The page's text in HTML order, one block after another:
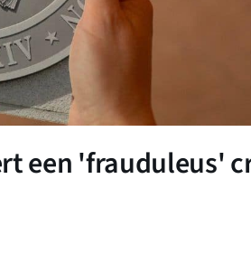
een 'frauduleus'